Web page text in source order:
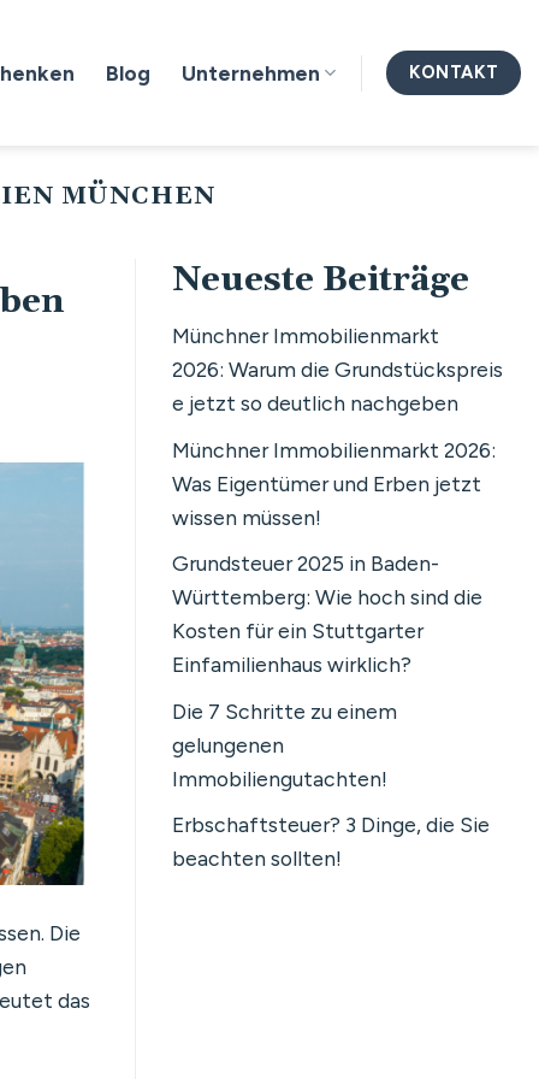
Blog Unternehmen KONTAKT
MÜNCHEN
Die
das
Neueste Beiträge
Münchner Immobilienmarkt
2026: Warum die Grundstückspreis
e jetzt so deutlich nachgeben
Münchner Immobilienmarkt 2026:
Was Eigentümer und Erben jetzt
wissen müssen!
Grundsteuer 2025 in Baden-
Württemberg: Wie hoch sind die
Kosten für ein Stuttgarter
Einfamilienhaus wirklich?
Die 7 Schritte zu einem
gelungenen
Immobiliengutachten!
Erbschaftsteuer? 3 Dinge, die Sie
beachten sollten!